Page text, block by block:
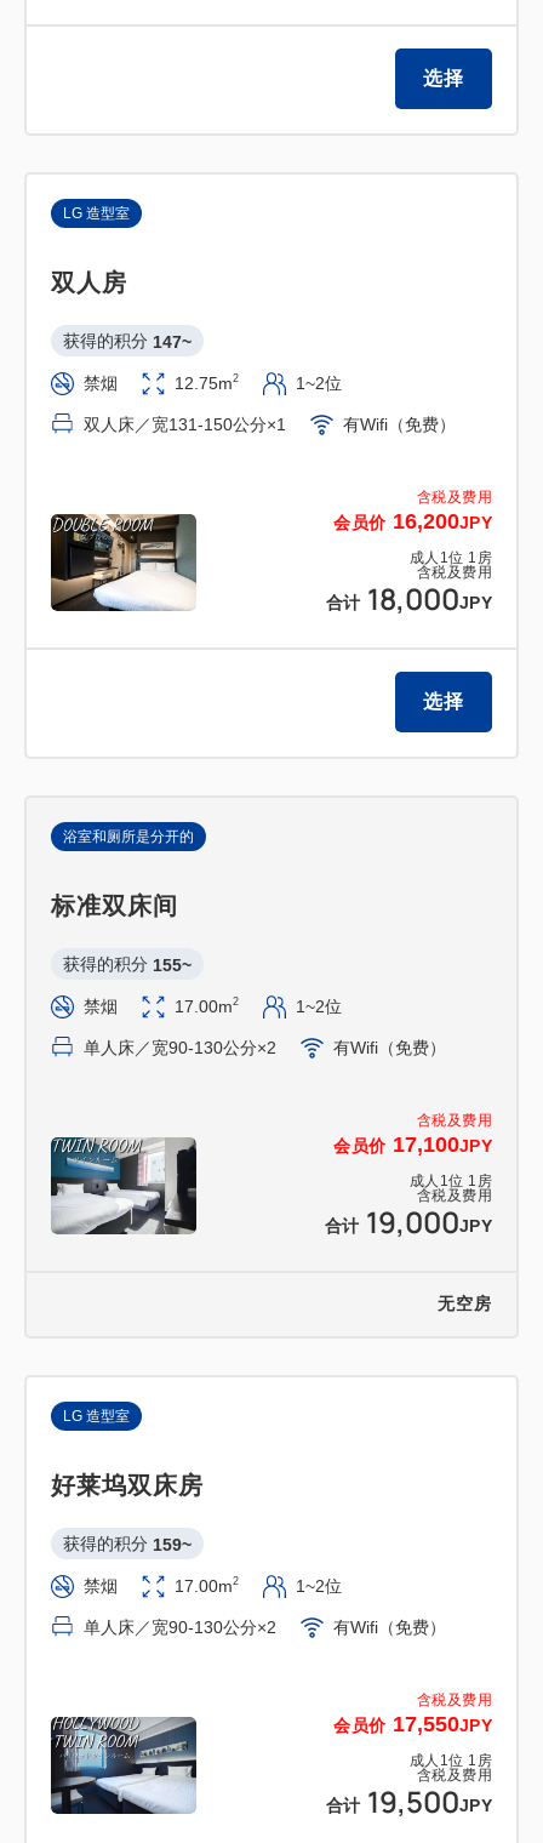
选择
含税及费用
会员价 16,200JPY
成人 1位 1 房
含税及费用
合计 18,000JPY
LG 造型室
双人房
获得的积分 147~
禁烟 12.75m2 1~2位
双人床／宽131-150公分×1 有Wifi（免费）
选择
含税及费用
会员价 17,100JPY
成人 1位 1 房
含税及费用
合计 19,000JPY
浴室和厕所是分开的
标准双床间
获得的积分 155~
禁烟 17.00m2 1~2位
单人床／宽90-130公分×2 有Wifi（免费）
无空房
含税及费用
会员价 17,550JPY
成人 1位 1 房
含税及费用
合计 19,500JPY
LG 造型室
好莱坞双床房
获得的积分 159~
禁烟 17.00m2 1~2位
单人床／宽90-130公分×2 有Wifi（免费）